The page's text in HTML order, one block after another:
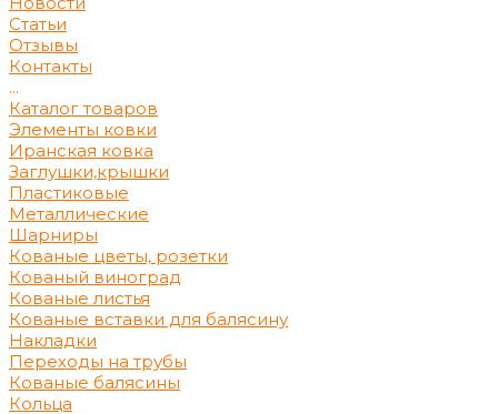
Статьи
Отзывы
Контакты
...
Каталог товаров
Элементы ковки
Иранская ковка
Заглушки,крышки
Пластиковые
Металлические
Шарниры
Кованые цветы, розетки
Кованый виноград
Кованые листья
Кованые вставки для балясину
Накладки
Переходы на трубы
Кованые балясины
Кольца